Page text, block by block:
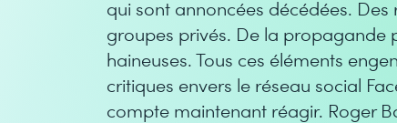
qui sont annoncées décédées.
groupes privés. De la propagande
haineuses. Tous ces éléments
critiques envers le réseau social
compte maintenant réagir. Roger